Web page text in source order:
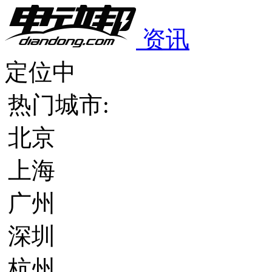
资讯
定位中
热门城市:
北京
上海
广州
深圳